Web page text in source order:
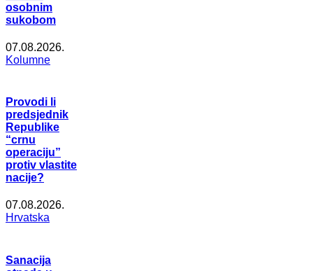
osobnim
sukobom
07.08.2026.
Kolumne
Provodi li
predsjednik
Republike
“crnu
operaciju”
protiv vlastite
nacije?
07.08.2026.
Hrvatska
Sanacija